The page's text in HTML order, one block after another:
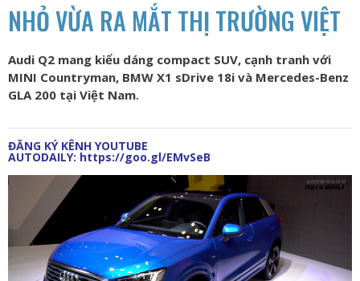
NHỎ VỪA RA MẮT THỊ TRƯỜNG VIỆT
Audi Q2 mang kiểu dáng compact SUV, cạnh tranh với
MINI Countryman, BMW X1 sDrive 18i và Mercedes-Benz
GLA 200 tại Việt Nam.
ĐĂNG KÝ KÊNH YOUTUBE
AUTODAILY: https://goo.gl/EMvSeB